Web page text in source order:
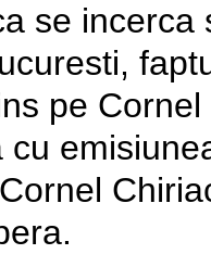
se
pe
cu